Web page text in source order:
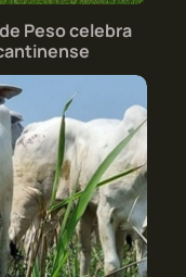
Peso celebra